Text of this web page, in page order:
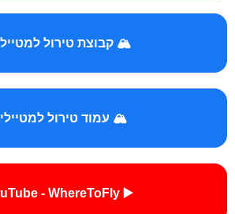
🏔️ קבוצת טירול
🏔️ עמוד טירול
▶️ YouTube - WhereToFly